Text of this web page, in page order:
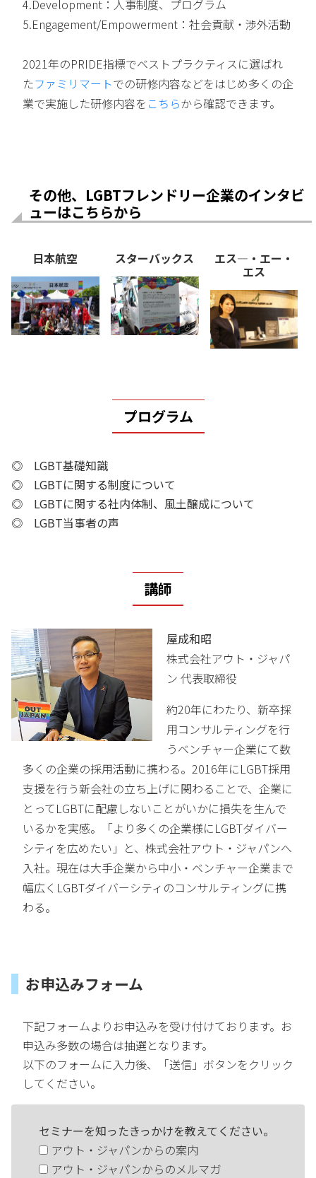
4.Development：人事制度、プログラム
5.Engagement/Empowerment：社会貢献・渉外活動
2021年のPRIDE指標でベストプラクティスに選ばれ
たファミリマートでの研修内容などをはじめ多くの企
業で実施した研修内容を こちらから確認できます。
その他、LGBTフレンドリー企業のインタビ
ューはこちらから
日本航空 スターバックス エス―・エー・
エス
プログラム
◎ LGBT基礎知識
◎ LGBTに関する制度について
◎ LGBTに関する社内体制、風土醸成について
◎ LGBT当事者の声
講師
屋成和昭
株式会社アウト・ジャパ
ン 代表取締役
約20年にわたり、新卒採
用コンサルティングを行
うベンチャー企業にて数
多くの企業の採用活動に携わる。2016年にLGBT採用
支援を行う新会社の立ち上げに関わることで、企業に
とってLGBTに配慮しないことがいかに損失を生んで
いるかを実感。「より多くの企業様にLGBTダイバー
シティを広めたい」と、株式会社アウト・ジャパンへ
入社。現在は大手企業から中小・ベンチャー企業まで
幅広くLGBTダイバーシティのコンサルティングに携
わる。
お申込みフォーム
下記フォームよりお申込みを受け付けております。お
申込み多数の場合は抽選となります。
以下のフォームに入力後、「送信」ボタンをクリック
してください。
セミナーを知ったきっかけを教えてください。
アウト・ジャパンからの案内
アウト・ジャパンからのメルマガ